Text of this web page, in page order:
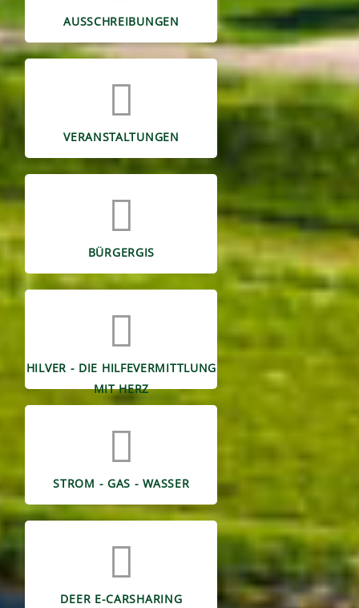
AUSSCHREIBUNGEN
VERANSTALTUNGEN
BÜRGERGIS
HILVER - DIE HILFEVERMITTLUNG
MIT HERZ
STROM - GAS - WASSER
DEER E-CARSHARING